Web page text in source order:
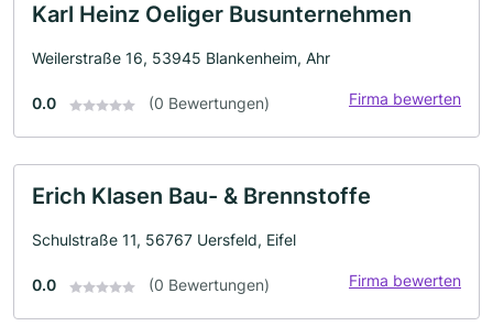
Karl Heinz Oeliger Busunternehmen
Weilerstraße 16, 53945 Blankenheim, Ahr
0.0 (0 Bewertungen) Firma bewerten
Erich Klasen Bau- & Brennstoffe
Schulstraße 11, 56767 Uersfeld, Eifel
0.0 (0 Bewertungen) Firma bewerten